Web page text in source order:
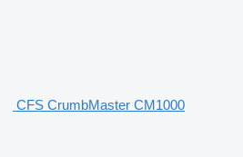
CFS CrumbMaster CM1000